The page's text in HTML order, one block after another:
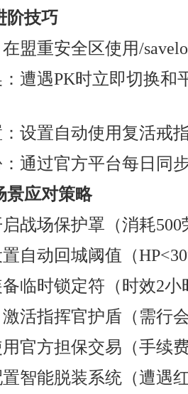
阶技巧
盟重安全区使用/
遭遇PK时立即切换和
设置自动使用复活戒
通过官方平台每日同
景应对策略
战场保护罩（消耗
自动回城阈值（
临时锁定符（时效2小
活指挥官护盾（需行
官方担保交易（手续
智能脱装系统（遭遇